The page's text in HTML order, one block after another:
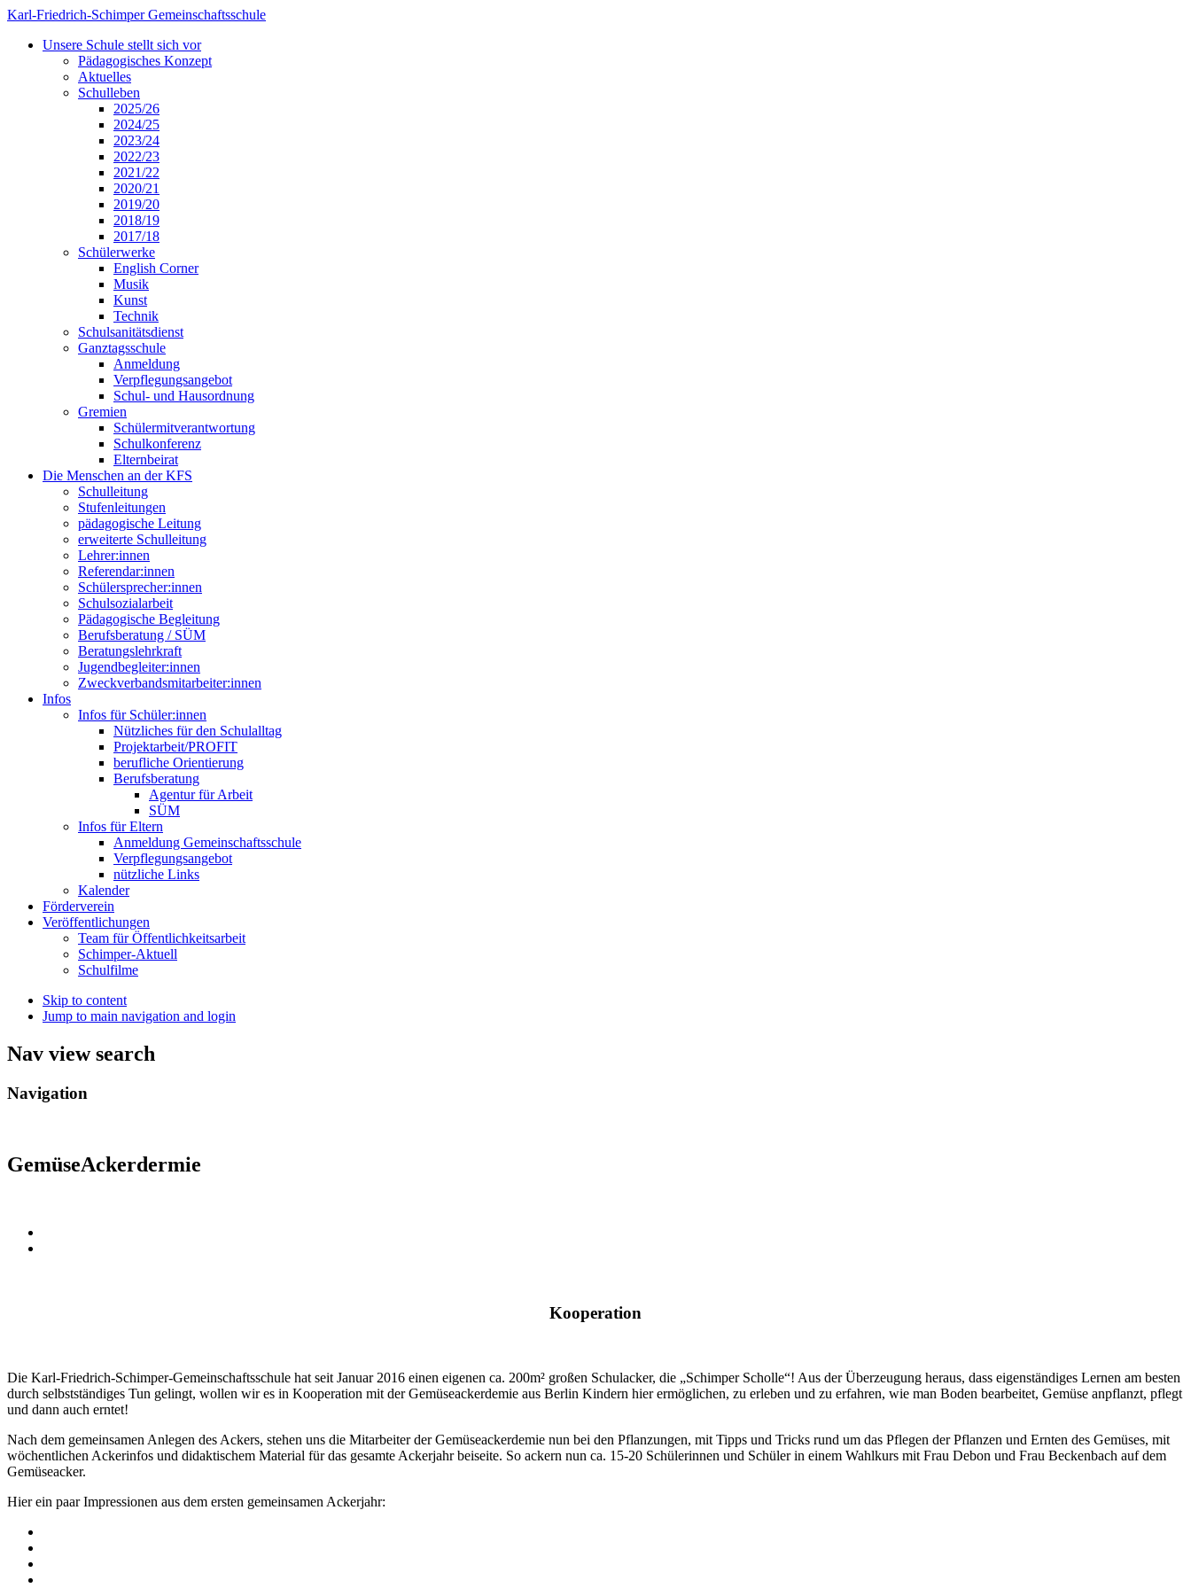
Karl-Friedrich-Schimper Gemeinschaftsschule
Unsere Schule stellt sich vor
Pädagogisches Konzept
Aktuelles
Schulleben
2025/26
2024/25
2023/24
2022/23
2021/22
2020/21
2019/20
2018/19
2017/18
Schülerwerke
English Corner
Musik
Kunst
Technik
Schulsanitätsdienst
Ganztagsschule
Anmeldung
Verpflegungsangebot
Schul- und Hausordnung
Gremien
Schülermitverantwortung
Schulkonferenz
Elternbeirat
Die Menschen an der KFS
Schulleitung
Stufenleitungen
pädagogische Leitung
erweiterte Schulleitung
Lehrer:innen
Referendar:innen
Schülersprecher:innen
Schulsozialarbeit
Pädagogische Begleitung
Berufsberatung / SÜM
Beratungslehrkraft
Jugendbegleiter:innen
Zweckverbandsmitarbeiter:innen
Infos
Infos für Schüler:innen
Nützliches für den Schulalltag
Projektarbeit/PROFIT
berufliche Orientierung
Berufsberatung
Agentur für Arbeit
SÜM
Infos für Eltern
Anmeldung Gemeinschaftsschule
Verpflegungsangebot
nützliche Links
Kalender
Förderverein
Veröffentlichungen
Team für Öffentlichkeitsarbeit
Schimper-Aktuell
Schulfilme
Skip to content
Jump to main navigation and login
Nav view search
Navigation
GemüseAckerdermie
Kooperation
Die Karl-Friedrich-Schimper-Gemeinschaftsschule hat seit Januar 2016 einen eigenen ca. 200m² großen Schulacker, die „Schimper Scholle“! Aus der Überzeugung heraus, dass eigenständiges Lernen am besten
durch selbstständiges Tun gelingt, wollen wir es in Kooperation mit der Gemüseackerdemie aus Berlin Kindern hier ermöglichen, zu erleben und zu erfahren, wie man Boden bearbeitet, Gemüse anpflanzt, pflegt
und dann auch erntet!
Nach dem gemeinsamen Anlegen des Ackers, stehen uns die Mitarbeiter der Gemüseackerdemie nun bei den Pflanzungen, mit Tipps und Tricks rund um das Pflegen der Pflanzen und Ernten des Gemüses, mit
wöchentlichen Ackerinfos und didaktischem Material für das gesamte Ackerjahr beiseite. So ackern nun ca. 15-20 Schülerinnen und Schüler in einem Wahlkurs mit Frau Debon und Frau Beckenbach auf dem
Gemüseacker.
Hier ein paar Impressionen aus dem ersten gemeinsamen Ackerjahr: